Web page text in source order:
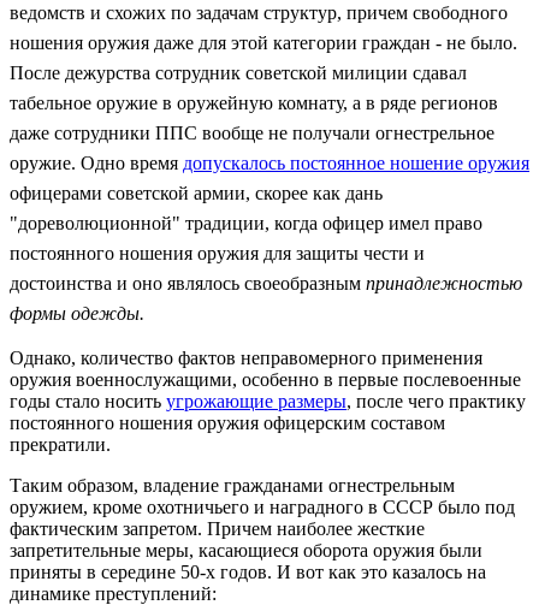
ведомств и схожих по задачам структур, причем свободного
ношения оружия даже для этой категории граждан - не было.
После дежурства сотрудник советской милиции сдавал
табельное оружие в оружейную комнату, а в ряде регионов
даже сотрудники ППС вообще не получали огнестрельное
оружие. Одно время допускалось постоянное ношение оружия
офицерами советской армии, скорее как дань
"дореволюционной" традиции, когда офицер имел право
постоянного ношения оружия для защиты чести и
достоинства и оно являлось своеобразным принадлежностью
формы одежды.
Однако, количество фактов неправомерного применения
оружия военнослужащими, особенно в первые послевоенные
годы стало носить угрожающие размеры, после чего практику
постоянного ношения оружия офицерским составом
прекратили.
Таким образом, владение гражданами огнестрельным
оружием, кроме охотничьего и наградного в СССР было под
фактическим запретом. Причем наиболее жесткие
запретительные меры, касающиеся оборота оружия были
приняты в середине 50-х годов. И вот как это казалось на
динамике преступлений: